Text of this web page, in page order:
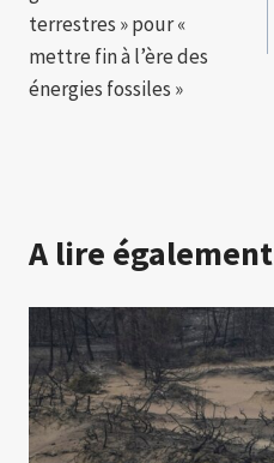
l’article
terrestres » pour «
mettre fin à l’ère des
énergies fossiles »
A lire également